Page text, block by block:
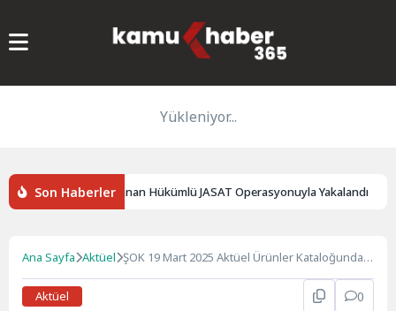
Yükleniyor...
Son Haberler
Suçundan Aranan Hükümlü JASAT Operasyonuyla Yakalandı
Ana Sayfa Aktüel ŞOK 19 Mart 2025 Aktüel Ürünler Kataloğunda
Aktüel
0